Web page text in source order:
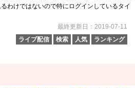
わけではないので特にログインしているタイ
最終更新日：2019-07-11
ライブ配信
検索 人気 ランキング